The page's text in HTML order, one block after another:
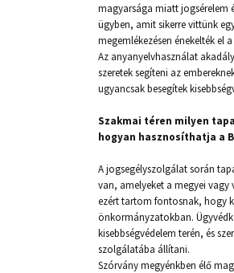
magyarsága miatt jogsérelem
ügyben, amit sikerre vittünk
megemlékezésen énekelték el
Az anyanyelvhasználat
szeretek segíteni az
ugyancsak besegítek
Szakmai téren milyen
hogyan hasznosíthatja a
A jogsegélyszolgálat során
van, amelyeket a megyei
ezért tartom fontosnak, hogy
önkormányzatokban.
kisebbségvédelem terén, és
szolgálatába állítani.
Szórvány megyénkben élő